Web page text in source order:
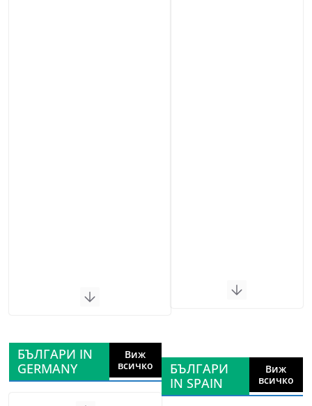
БЪЛГАРИ IN
GERMANY
Виж
всичко
БЪЛГАРИ
IN SPAIN
Виж
всичко